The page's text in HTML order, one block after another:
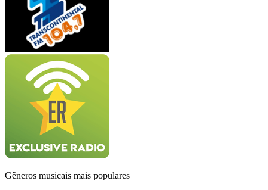
Gêneros musicais mais populares